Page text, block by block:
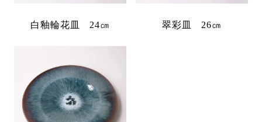
白釉輪花皿 24㎝ 翠彩皿 26㎝